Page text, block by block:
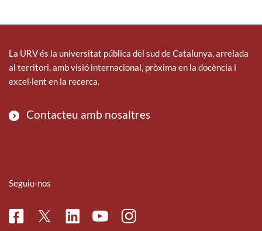
La URV és la universitat pública del sud de Catalunya, arrelada
al territori, amb visió internacional, pròxima en la docència i
excel·lent en la recerca.
Contacteu amb nosaltres
Seguiu-nos
FacebookTwitterLinkedinYoutubeInstagram